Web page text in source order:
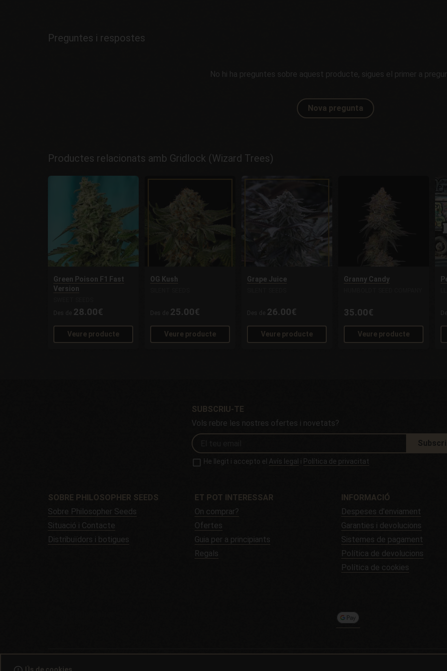
Preguntes i respostes
No hi ha preguntes sobre aquest producte, sigues el primer a
Nova pregunta
Productes relacionats amb Gridlock (Wizard Trees)
Green Poison F1 Fast
Version
Des de 28.00€
Veure producte
OG Kush
Des de 25.00€
Veure producte
Grape Juice
Des de 26.00€
Veure producte
Granny Candy
35.00€
Veure producte
SUBSCRIU-TE
Vols rebre les nostres ofertes i novetats?
He llegit i accepto el Avís legal i Política de privacitat
SOBRE PHILOSOPHER SEEDS
Sobre Philosopher Seeds
Situació i Contacte
Distribuïdors i botigues
ET POT INTERESSAR
On comprar?
Ofertes
Guia per a principiants
Regals
INFORMACIÓ
Despeses d'enviament
Garanties i devolucions
Sistemes de pagament
Política de devolucions
Política de cookies